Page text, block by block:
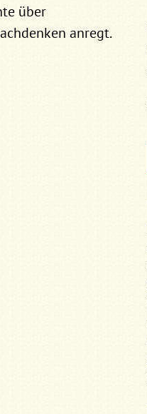
über
anregt.